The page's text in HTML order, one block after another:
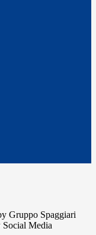
Gruppo Spaggiari
Media